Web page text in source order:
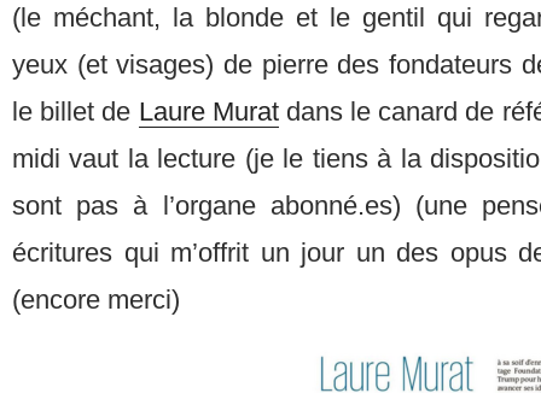
(le méchant, la blonde et le gentil qui
yeux (et visages) de pierre des fondateurs
le billet de Laure Muratdans le canard de
midi vaut la lecture (je le tiens à la
sont pas à l’organe abonné.es) (une
écritures qui m’offrit un jour un des opus
(encore merci)